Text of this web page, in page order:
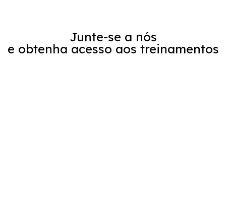
Junte-se a nós
e obtenha acesso aos treinamentos